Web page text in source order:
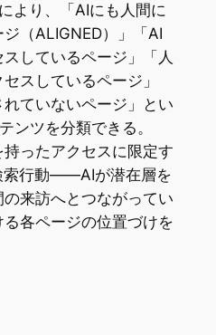
より、「AIにも人間に
（ALIGNED）」「AI
しているページ」「人
スしているページ」
れていないページ」とい
ンツを分類できる。
ったアクセスに限定す
索行動——AIが潜在層を
来訪へとつながってい
各ページの位置づけを